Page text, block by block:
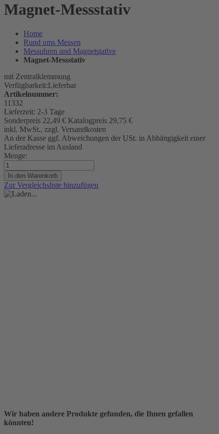
Magnet-Messstativ
Home
Rund ums Messen
Messuhren und Magnetstative
Magnet-Messstativ
mit Zentralklemmung
Verfügbarkeit:Lieferbar
Artikelnummer:
11332
Lieferzeit: 2-3 Tage
Sonderpreis 22,49 € Katalogpreis 29,75 €
inkl. MwSt., zzgl. Versandkosten
An der Kasse ggf. Abweichungen der USt. in Abhängigkeit einer
Lieferadresse im Ausland
Menge:
In den Warenkorb
Zur Vergleichsliste hinzufügen
Wir haben andere Produkte gefunden, die Ihnen gefallen
könnten!